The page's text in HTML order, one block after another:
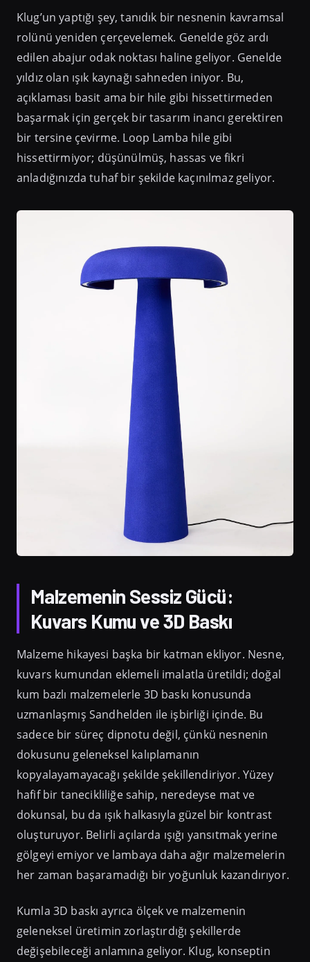
Klug’un yaptığı şey, tanıdık bir nesnenin kavramsal
rolünü yeniden çerçevelemek. Genelde göz ardı
edilen abajur odak noktası haline geliyor. Genelde
yıldız olan ışık kaynağı sahneden iniyor. Bu,
açıklaması basit ama bir hile gibi hissettirmeden
başarmak için gerçek bir tasarım inancı gerektiren
bir tersine çevirme. Loop Lamba hile gibi
hissettirmiyor; düşünülmüş, hassas ve fikri
anladığınızda tuhaf bir şekilde kaçınılmaz geliyor.
Malzemenin Sessiz Gücü:
Kuvars Kumu ve 3D Baskı
Malzeme hikayesi başka bir katman ekliyor. Nesne,
kuvars kumundan eklemeli imalatla üretildi; doğal
kum bazlı malzemelerle 3D baskı konusunda
uzmanlaşmış Sandhelden ile işbirliği içinde. Bu
sadece bir süreç dipnotu değil, çünkü nesnenin
dokusunu geleneksel kalıplamanın
kopyalayamayacağı şekilde şekillendiriyor. Yüzey
hafif bir tanecikliliğe sahip, neredeyse mat ve
dokunsal, bu da ışık halkasıyla güzel bir kontrast
oluşturuyor. Belirli açılarda ışığı yansıtmak yerine
gölgeyi emiyor ve lambaya daha ağır malzemelerin
her zaman başaramadığı bir yoğunluk kazandırıyor.
Kumla 3D baskı ayrıca ölçek ve malzemenin
geleneksel üretimin zorlaştırdığı şekillerde
değişebileceği anlamına geliyor. Klug, konseptin